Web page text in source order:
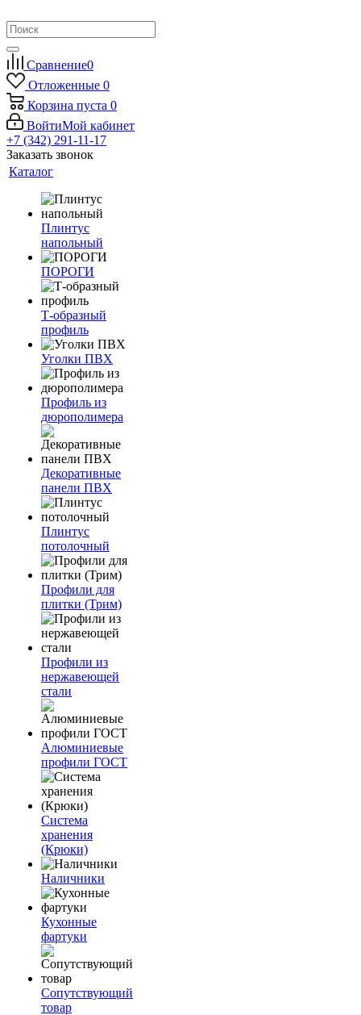
Сравнение0
Отложенные 0
Корзина пуста 0
ВойтиМой кабинет
+7 (342) 291-11-17
Заказать звонок
Каталог
Плинтус
напольный
ПОРОГИ
Т-образный
профиль
Уголки ПВХ
Профиль из
дюрополимера
Декоративные
панели ПВХ
Плинтус
потолочный
Профили для
плитки (Трим)
Профили из
нержавеющей
стали
Алюминиевые
профили ГОСТ
Система
хранения
(Крюки)
Наличники
Кухонные
фартуки
Сопутствующий
товар